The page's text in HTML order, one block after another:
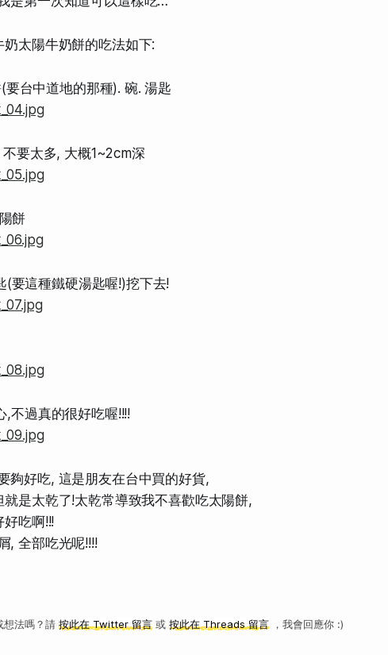
太陽牛奶餅的吃法如下:
要台中道地的那種). 碗. 湯匙
要太多, 大概1~2cm深
餅
(要這種鐵硬湯匙喔!)挖下去!
,不過真的很好吃喔!!!!
夠好吃, 這是朋友在台中買的好貨,
是太乾了!太乾常導致我不喜歡吃太陽餅,
吃啊!!!
, 全部吃光呢!!!!
想法嗎？請 按此在 Twitter 留言 或 按此在 Threads 留言 ，我會回應你 :)